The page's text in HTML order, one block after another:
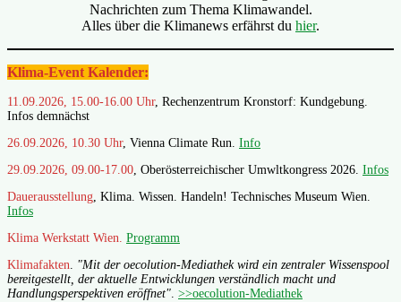
Nachrichten zum Thema Klimawandel.
Alles über die Klimanews erfährst du hier.
Klima-Event Kalender:
11.09.2026, 15.00-16.00 Uhr, Rechenzentrum Kronstorf: Kundgebung.
Infos demnächst
26.09.2026, 10.30 Uhr, Vienna Climate Run. Info
29.09.2026, 09.00-17.00, Oberösterreichischer Umwltkongress 2026. Infos
Dauerausstellung, Klima. Wissen. Handeln! Technisches Museum Wien.
Infos
Klima Werkstatt Wien. Programm
Klimafakten. "Mit der oecolution-Mediathek wird ein zentraler Wissenspool
bereitgestellt, der aktuelle Entwicklungen verständlich macht und
Handlungsperspektiven eröffnet". >>oecolution-Mediathek